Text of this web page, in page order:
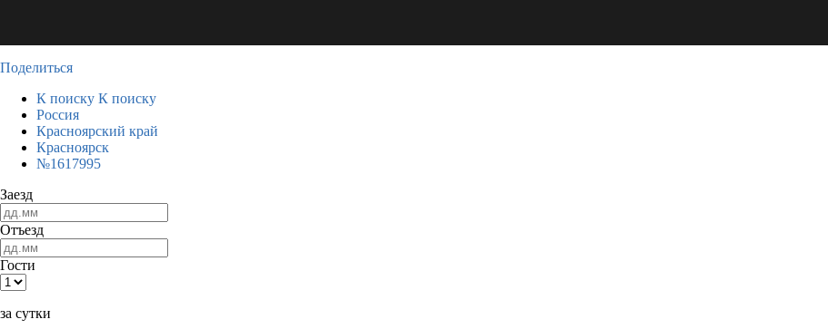
Поделиться
К поиску К поиску
Россия
Красноярский край
Красноярск
№1617995
Заезд
Отъезд
Гости
за сутки